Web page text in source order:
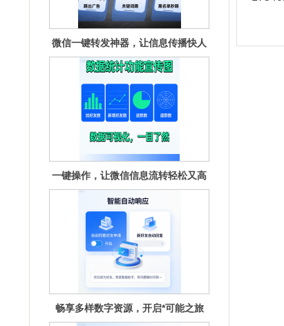
一键操作，让微信信息流转轻松又高
效
畅享多样数字资源，开启*可能之旅